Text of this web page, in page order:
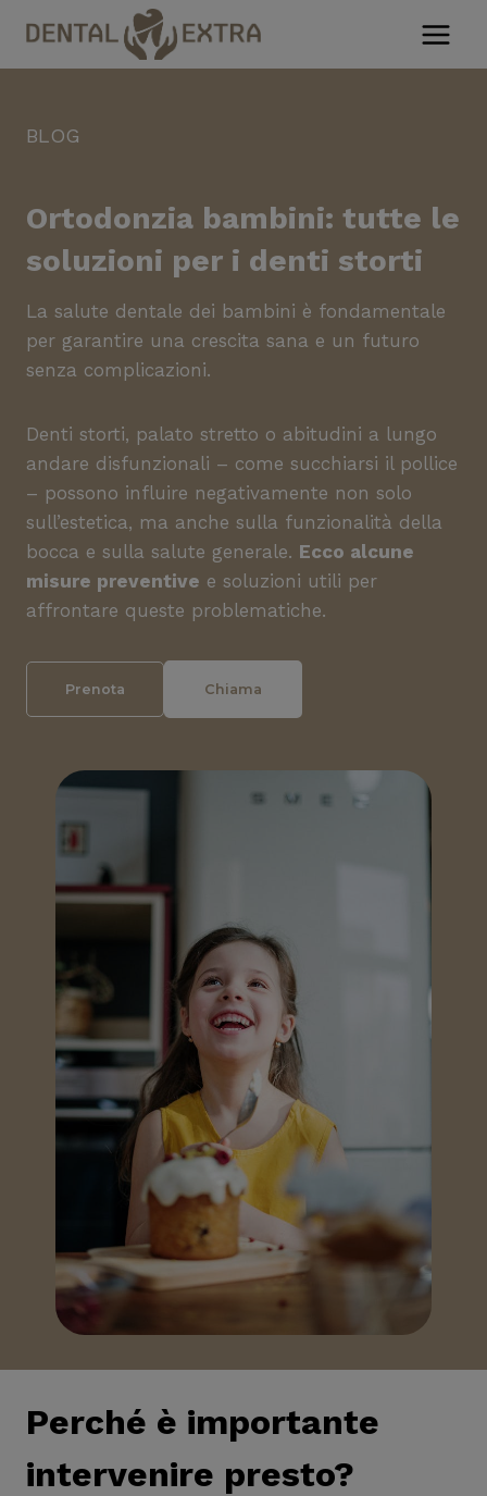
contenuto
BLOG
Ortodonzia bambini: tutte le
soluzioni per i denti storti
La salute dentale dei bambini è fondamentale
per garantire una crescita sana e un futuro
senza complicazioni.
Denti storti, palato stretto o abitudini a lungo
andare disfunzionali – come succhiarsi il pollice
– possono influire negativamente non solo
sull’estetica, ma anche sulla funzionalità della
bocca e sulla salute generale. Ecco alcune
misure preventive e soluzioni utili per
affrontare queste problematiche.
Prenota Chiama
Perché è importante
intervenire presto?